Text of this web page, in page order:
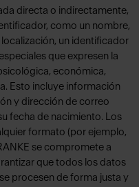
directa o indirectamente,
como un nombre,
un identificador
que expresen la
económica,
Esto incluye información
y dirección de correo
fecha de nacimiento. Los
formato (por ejemplo,
se compromete a
que todos los datos
procesen de forma justa y